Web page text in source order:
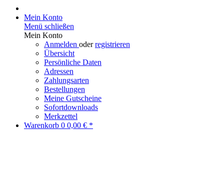
Mein Konto
Menü schließen
Mein Konto
Anmelden oderregistrieren
Übersicht
Persönliche Daten
Adressen
Zahlungsarten
Bestellungen
Meine Gutscheine
Sofortdownloads
Merkzettel
Warenkorb 0 0,00 € *